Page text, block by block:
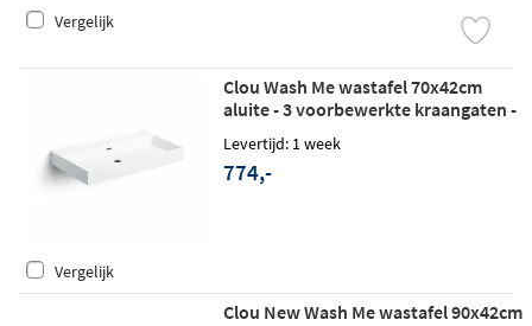
Vergelijk
Clou Wash Me wastafel 70x42cm
aluite - 3 voorbewerkte kraangaten -
mat wit
Levertijd: 1 week
774,-
Vergelijk
Clou New Wash Me wastafel 90x42cm